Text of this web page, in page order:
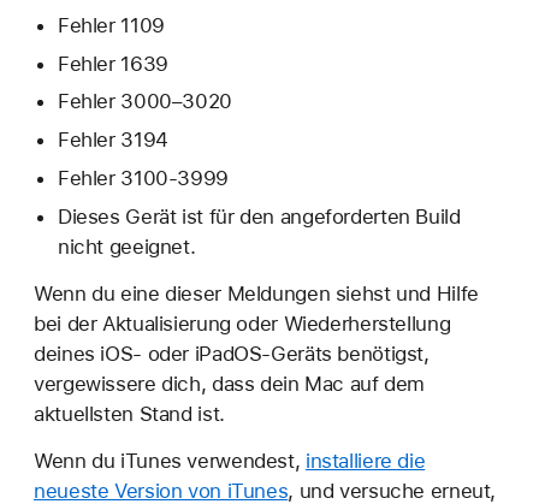
Fehler 1109
Fehler 1639
Fehler 3000–3020
Fehler 3194
Fehler 3100-3999
Dieses Gerät ist für den angeforderten Build
nicht geeignet.
Wenn du eine dieser Meldungen siehst und Hilfe
bei der Aktualisierung oder Wiederherstellung
deines iOS- oder iPadOS-Geräts benötigst,
vergewissere dich, dass dein Mac auf dem
aktuellsten Stand ist.
Wenn du iTunes verwendest, installiere die
neueste Version von iTunes, und versuche erneut,